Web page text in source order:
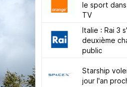
le sport
TV
Italie : Rai 3
deuxième
public
Starship
jour l'an